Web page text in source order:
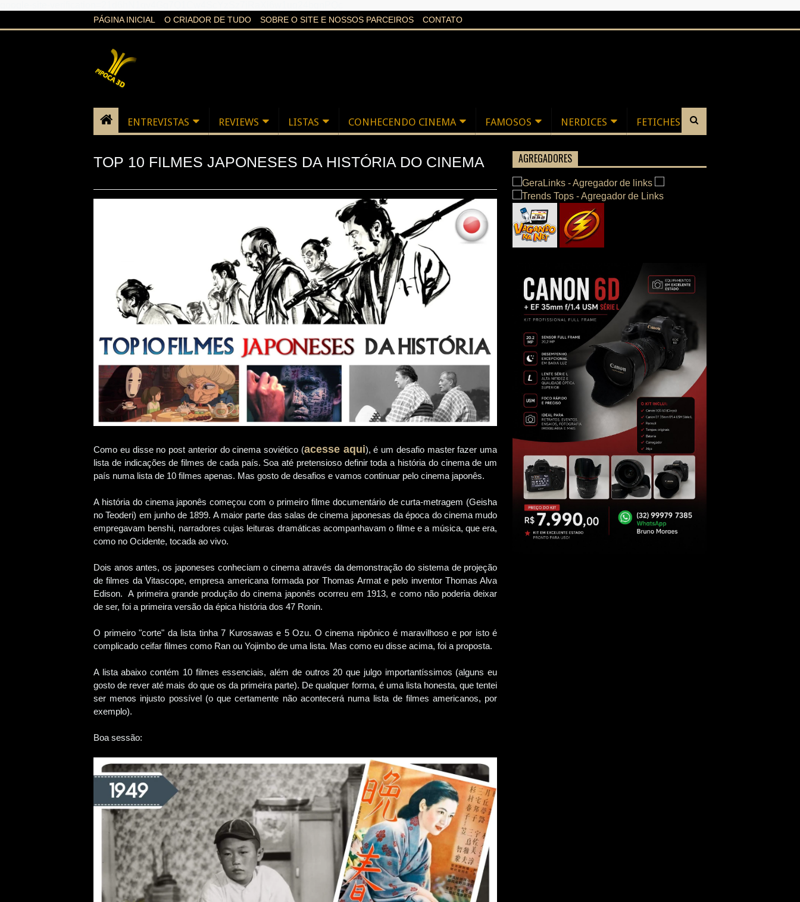
PÁGINA INICIAL O CRIADOR DE TUDO SOBRE O SITE E NOSSOS PARCEIROS CONTATO
ENTREVISTAS REVIEWS LISTAS CONHECENDO CINEMA FAMOSOS NERDICES FETICHES
TOP 10 FILMES JAPONESES DA HISTÓRIA DO CINEMA
Como eu disse no post anterior do cinema soviético (acesse aqui), é um desafio master fazer uma
lista de indicações de filmes de cada país. Soa até pretensioso definir toda a história do cinema de um
país numa lista de 10 filmes apenas. Mas gosto de desafios e vamos continuar pelo cinema japonês.
A história do cinema japonês começou com o primeiro filme documentário de curta-metragem (Geisha
no Teoderi) em junho de 1899. A maior parte das salas de cinema japonesas da época do cinema mudo
empregavam benshi, narradores cujas leituras dramáticas acompanhavam o filme e a música, que era,
como no Ocidente, tocada ao vivo.
Dois anos antes, os japoneses conheciam o cinema através da demonstração do sistema de projeção
de filmes da Vitascope, empresa americana formada por Thomas Armat e pelo inventor Thomas Alva
Edison. A primeira grande produção do cinema japonês ocorreu em 1913, e como não poderia deixar
de ser, foi a primeira versão da épica história dos 47 Ronin.
O primeiro "corte" da lista tinha 7 Kurosawas e 5 Ozu. O cinema nipônico é maravilhoso e por isto é
complicado ceifar filmes como Ran ou Yojimbo de uma lista. Mas como eu disse acima, foi a proposta.
A lista abaixo contém 10 filmes essenciais, além de outros 20 que julgo importantíssimos (alguns eu
gosto de rever até mais do que os da primeira parte). De qualquer forma, é uma lista honesta, que tentei
ser menos injusto possível (o que certamente não acontecerá numa lista de filmes americanos, por
exemplo).
Boa sessão:
AGREGADORES